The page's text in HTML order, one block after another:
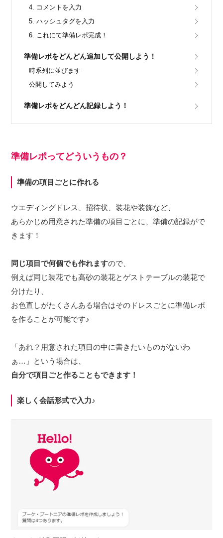
4. コメントを入力
5. ハッシュタグを入力
6. これにて準備レポ完成！
準備レポをどんどん追加して公開しよう！
時系列に並びます
公開してみよう
準備レポをどんどん記録しよう！
準備レポってどういうもの？
準備の項目ごとに作れる
ウエディングドレス、招待状、装花や装飾など、
あらかじめ用意された準備の項目ごとに、準備の記録がで
きます！
同じ項目で何個でも作れますので、
例えば同じ装花でも高砂の装花とゲストテーブルの装花で
分けたり、
お色直しがたくさんある場合はそのドレスごとに準備レポ
を作ることが可能です♪
「あれ？用意された項目の中に書きたいものがないわ
ぁ…」という場合は、
自分で項目ごと作ることもできます！
楽しく会話形式で入力♪